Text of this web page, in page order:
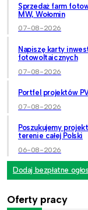
Sprzedaż farm
MW, Wołomin
07-08-2026
Napiszę karty
fotowoltaicznych
07-08-2026
Portfel projektów
07-08-2026
Poszukujemy
terenie całej Polski
06-08-2026
Dodaj bezpłatne
Oferty pracy